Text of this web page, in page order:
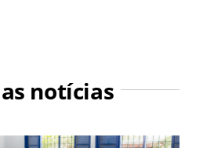
notícias